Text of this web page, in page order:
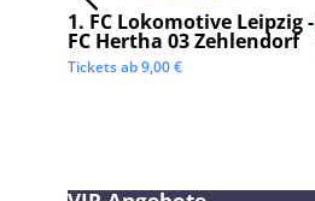
1. FC Lokomotive Leipzig -
FC Hertha 03 Zehlendorf
Tickets ab9,00€